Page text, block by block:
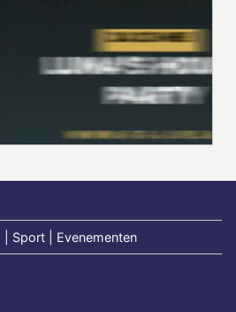
| Sport | Evenementen